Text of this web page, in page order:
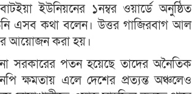
ইউনিয়নের ১নম্বর ওয়ার্ডে অনুষ্ঠিত
এসব কথা বলেন। উত্তর গাজিরবাগ আল
আয়োজন করা হয়।
সরকারের পতন হয়েছে তাদের অনৈতিক
ক্ষমতায় এলে দেশের প্রত্যন্ত অঞ্চলেও